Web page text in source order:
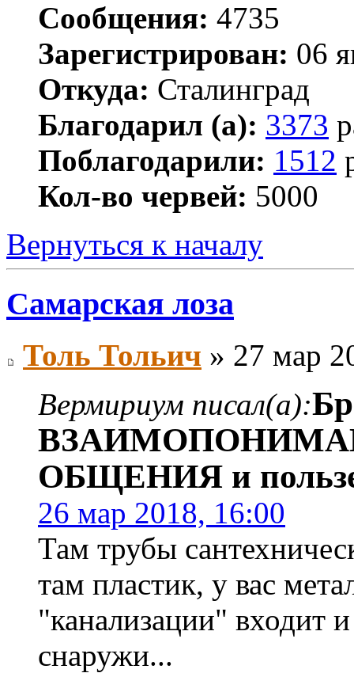
Сообщения: 4735
Зарегистрирован: 06
Откуда: Сталинград
Благодарил (а): 3373
Поблагодарили: 1512
Кол-во червей: 5000
Вернуться к началу
Самарская лоза
Толь Тольич » 27 мар
Вермириум писал(а):
ОБЩЕНИЯ и
26 мар 2018, 16:00
Там трубы
там пластик, у вас
"канализации" входит
снаружи...